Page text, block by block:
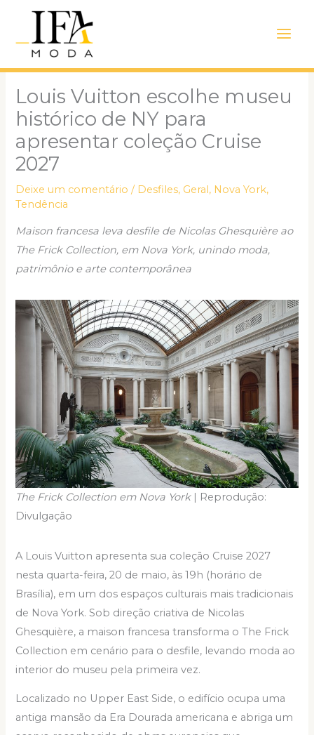
conteúdo
Menu
Louis Vuitton escolhe museu
histórico de NY para
apresentar coleção Cruise
2027
Deixe um comentário / Desfiles, Geral, Nova York,
Tendência
Maison francesa leva desfile de Nicolas Ghesquière ao
The Frick Collection, em Nova York, unindo moda,
patrimônio e arte contemporânea
The Frick Collection em Nova York| Reprodução:
Divulgação
A Louis Vuitton apresenta sua coleção Cruise 2027
nesta quarta-feira, 20 de maio, às 19h (horário de
Brasília), em um dos espaços culturais mais tradicionais
de Nova York. Sob direção criativa de Nicolas
Ghesquière, a maison francesa transforma o The Frick
Collection em cenário para o desfile, levando moda ao
interior do museu pela primeira vez.
Localizado no Upper East Side, o edifício ocupa uma
antiga mansão da Era Dourada americana e abriga um